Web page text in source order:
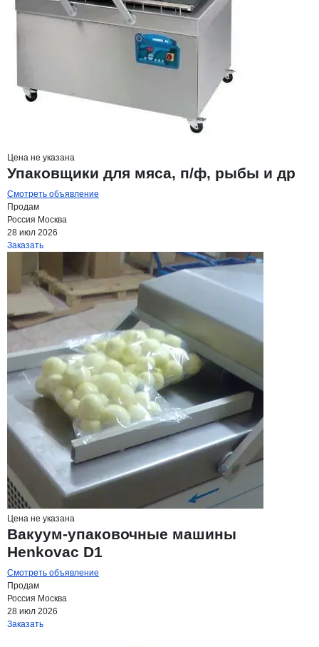
Цена не указана
Упаковщики для мяса, п/ф, рыбы и др
Смотреть объявление
Продам
Россия Москва
28 июл 2026
Заказать
Цена не указана
Вакуум-упаковочные машины
Henkovac D1
Смотреть объявление
Продам
Россия Москва
28 июл 2026
Заказать